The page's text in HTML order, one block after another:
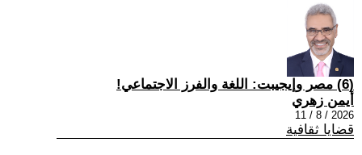
(6) مصر وإيجيبت: اللغة والفرز الاجتماعي!
أيمن زهري
2026 / 8 / 11
قضايا ثقافية